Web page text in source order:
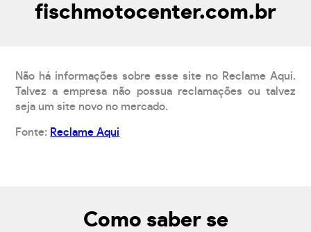
fischmotocenter.com.br
Não há informações sobre esse site no Reclame Aqui.
Talvez a empresa não possua reclamações ou talvez
seja um site novo no mercado.
Fonte: Reclame Aqui
Como saber se